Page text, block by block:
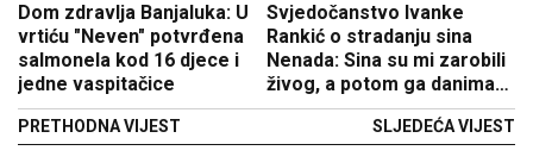
Dom zdravlja Banjaluka: U
vrtiću "Neven" potvrđena
salmonela kod 16 djece i
jedne vaspitačice
PRETHODNA VIJEST
Svjedočanstvo Ivanke
Rankić o stradanju sina
Nenada: Sina su mi zarobili
živog, a potom ga danima
mučili
SLJEDEĆA VIJEST